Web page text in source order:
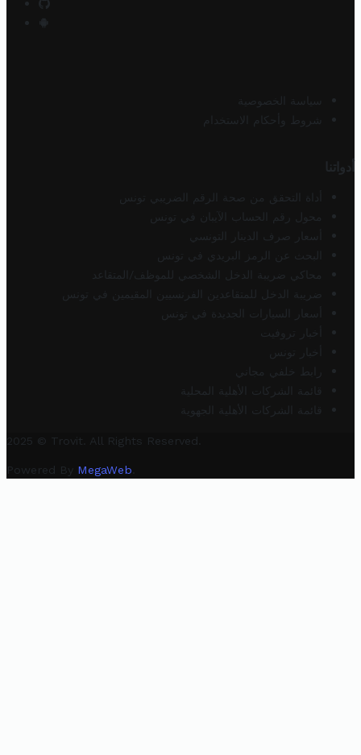
سياسة الخصوصية
شروط وأحكام الاستخدام
أدواتنا
أداة التحقق من صحة الرقم الضريبي تونس
محول رقم الحساب الآيبان في تونس
أسعار صرف الدينار التونسي
البحث عن الرمز البريدي في تونس
محاكي ضريبة الدخل الشخصي للموظف/المتقاعد
ضريبة الدخل للمتقاعدين الفرنسيين المقيمين في تونس
أسعار السيارات الجديدة في تونس
أخبار تروفيت
أخبار تونس
رابط خلفي مجاني
قائمة الشركات الأهلية المحلية
قائمة الشركات الأهلية الجهوية
2025 © Trovit. All Rights Reserved.
Powered By MegaWeb